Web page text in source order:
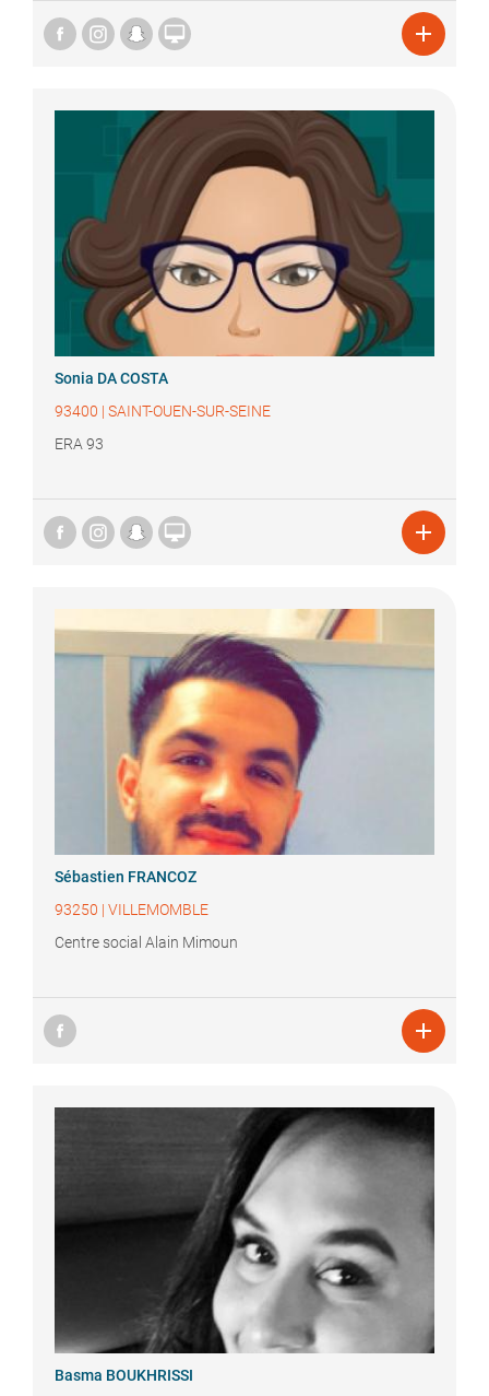
 
Sonia DA COSTA
93400 | SAINT-OUEN-SUR-SEINE
ERA 93
 
Sébastien FRANCOZ
93250 | VILLEMOMBLE
Centre social Alain Mimoun

Basma BOUKHRISSI